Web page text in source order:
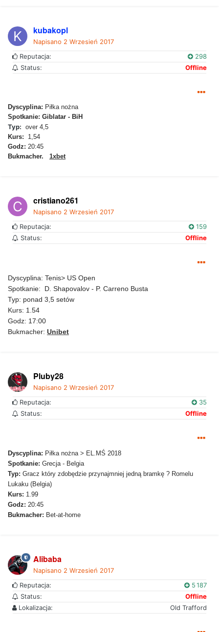
kubakopl
Napisano 2 Wrzesień 2017
Reputacja:
298
Status:
Offline
Dyscyplina: Piłka nożna
Spotkanie: Giblatar - BiH
Typ: over 4,5
Kurs: 1,54
Godz: 20:45
Bukmacher. 1xbet
cristiano261
Napisano 2 Wrzesień 2017
Reputacja:
159
Status:
Offline
Dyscyplina: Tenis> US Open
Spotkanie: D. Shapovalov - P. Carreno Busta
Typ: ponad 3,5 setów
Kurs: 1.54
Godz: 17:00
Bukmacher: Unibet
Pluby28
Napisano 2 Wrzesień 2017
Reputacja:
35
Status:
Offline
Dyscyplina: Piłka nożna > EL.MŚ 2018
Spotkanie: Grecja - Belgia
Typ: Gracz który zdobędzie przynajmniej jedną bramkę ? Romelu
Lukaku (Belgia)
Kurs: 1.99
Godz: 20:45
Bukmacher: Bet-at-home
Alibaba
Napisano 2 Wrzesień 2017
Reputacja:
5 187
Status:
Offline
Lokalizacja:
Old Trafford